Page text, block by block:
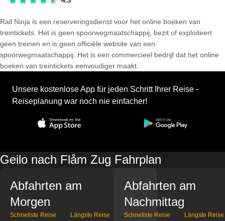
Rail Ninja is een reserveringsdienst voor het online boeken van
treintickets. Het is geen spoorwegmaatschappij, bezit of exploiteert
geen treinen en is geen officiële website van een
spoorwegmaatschappij. Het is een commercieel bedrijf dat het online
boeken van treintickets eenvoudiger maakt.
Unsere kostenlose App für jeden Schritt Ihrer Reise -
Reiseplanung war noch nie einfacher!
Geilo nach Flåm Zug Fahrplan
Abfahrten am
Morgen
Schnellste Reise Längste Reise
Abfahrten am
Nachmittag
Schnellste Reise Längste Reise